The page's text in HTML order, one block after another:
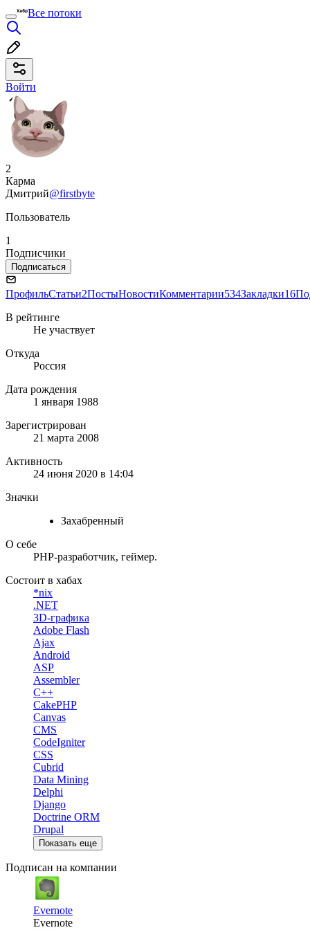
Все потоки
Войти
2
Карма
Дмитрий@firstbyte
Пользователь
1
Подписчики
Подписаться
ПрофильСтатьи2ПостыНовостиКомментарии534Закладки16
В рейтинге
Не участвует
Откуда
Россия
Дата рождения
1 января 1988
Зарегистрирован
21 марта 2008
Активность
24 июня 2020 в 14:04
Значки
Захабренный
О себе
PHP-разработчик, геймер.
Состоит в хабах
*nix
.NET
3D-графика
Adobe Flash
Ajax
Android
ASP
Assembler
C++
CakePHP
Canvas
CMS
CodeIgniter
CSS
Cubrid
Data Mining
Delphi
Django
Doctrine ORM
Drupal
Показать еще
Подписан на компании
Evernote
Evernote